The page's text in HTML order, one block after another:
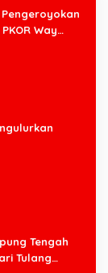
Way
Tengah
Tulang